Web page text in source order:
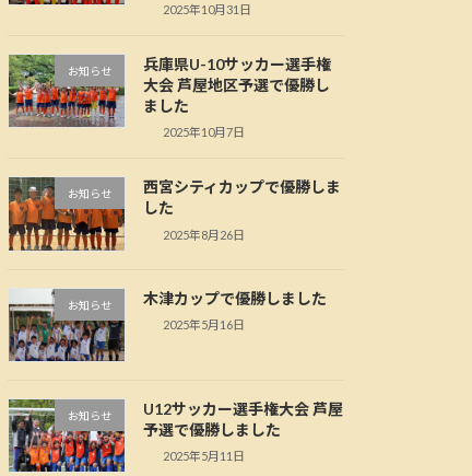
2025年10月31日
お知らせ
兵庫県U-10サッカー選手権
大会 芦屋地区予選で優勝し
ました
2025年10月7日
お知らせ
西宮シティカップで優勝しま
した
2025年8月26日
お知らせ 木津カップで優勝しました
2025年5月16日
お知らせ
U12サッカー選手権大会 芦屋
予選で優勝しました
2025年5月11日